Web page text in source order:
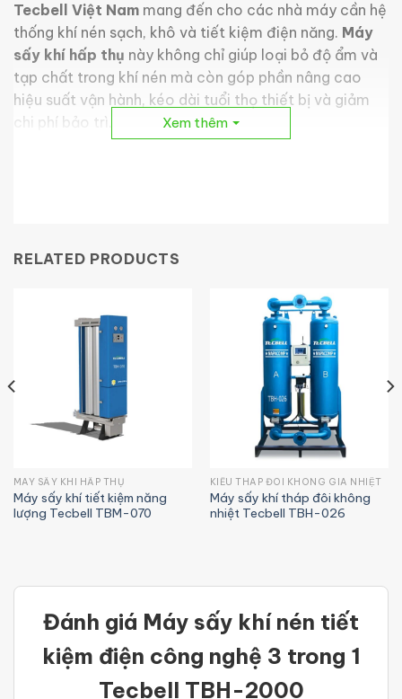
Tecbell Việt Nam mang đến cho các nhà máy cần hệ
thống khí nén sạch, khô và tiết kiệm điện năng. Máy
sấy khí hấp thụ này không chỉ giúp loại bỏ độ ẩm và
tạp chất trong khí nén mà còn góp phần nâng cao
hiệu suất vận hành, kéo dài tuổi thọ thiết bị và giảm
chi phí bảo trì.
Máy sấy khí nén tiết kiệm điện Tecbell TBH-2000
là cỗ máy công nghệ cao, được thiết kế để đáp ứng
Xem thêm
RELATED PRODUCTS
MÁY SẤY KHÍ HẤP THỤ
Máy sấy khí tiết kiệm năng
lượng Tecbell TBM-070
KIỂU THÁP ĐÔI KHÔNG GIA NHIỆT
Máy sấy khí tháp đôi không
nhiệt Tecbell TBH-026
Đánh giá Máy sấy khí nén tiết
kiệm điện công nghệ 3 trong 1
Tecbell TBH-2000